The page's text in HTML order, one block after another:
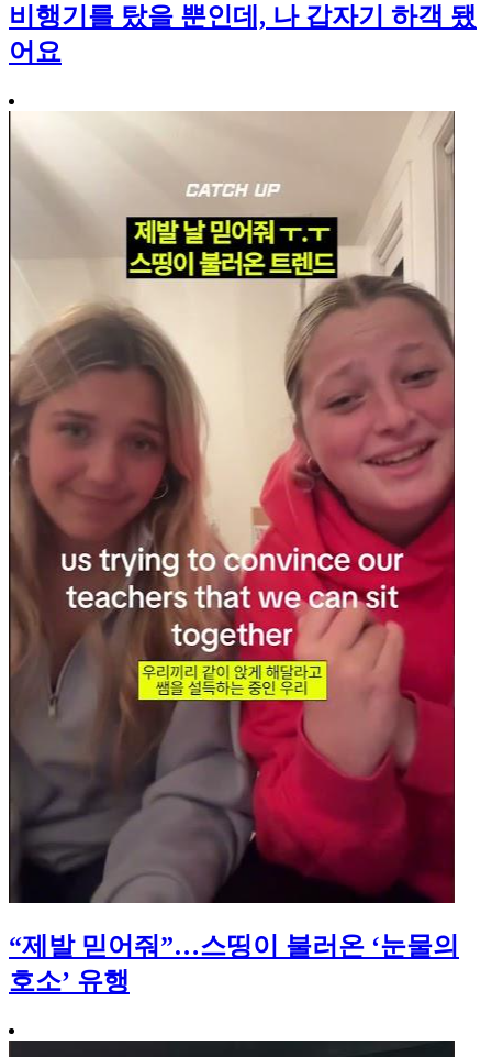
비행기를 탔을 뿐인데, 나 갑자기 하객 됐
어요
“제발 믿어줘”…스띵이 불러온 ‘눈물의
호소’ 유행